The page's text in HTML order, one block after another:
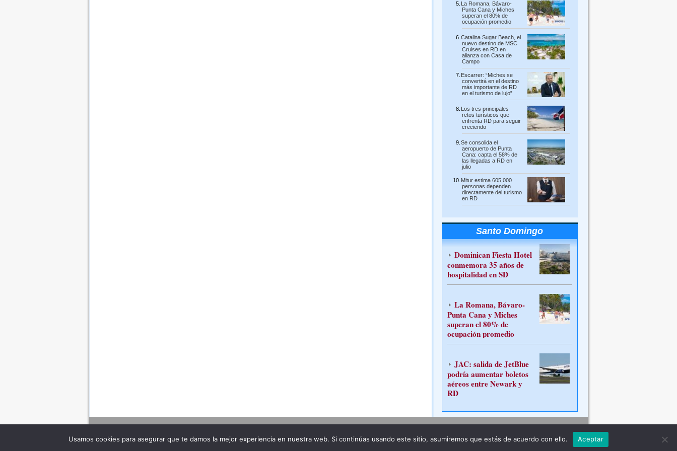
La Romana, Bávaro-
Punta Cana y Miches
superan el 80% de
ocupación promedio
Catalina Sugar Beach, el
nuevo destino de MSC
Cruises en RD en
alianza con Casa de
Campo
Escarrer: “Miches se
convertirá en el destino
más importante de RD
en el turismo de lujo”
Los tres principales
retos turísticos que
enfrenta RD para seguir
creciendo
Se consolida el
aeropuerto de Punta
Cana: capta el 58% de
las llegadas a RD en
julio
Mitur estima 605,000
personas dependen
directamente del turismo
en RD
Santo Domingo
Dominican Fiesta Hotel
conmemora 35 años de
hospitalidad en SD
La Romana, Bávaro-
Punta Cana y Miches
superan el 80% de
ocupación promedio
JAC: salida de JetBlue
podría aumentar boletos
aéreos entre Newark y
RD
Usamos cookies para asegurar que te damos la mejor experiencia en nuestra web. Si continúas usando este sitio, asumiremos que estás de acuerdo con ello. Aceptar